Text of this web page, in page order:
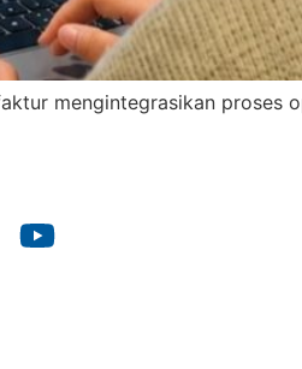
mengintegrasikan proses